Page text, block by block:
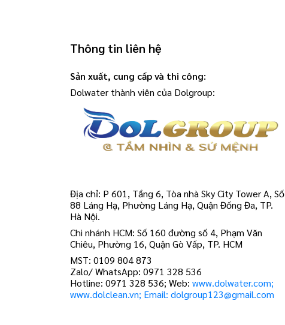
Thông tin liên hệ
Sản xuất, cung cấp và thi công:
Dolwater thành viên của Dolgroup:
Địa chỉ: P 601, Tầng 6, Tòa nhà Sky City Tower A, Số
88 Láng Hạ, Phường Láng Hạ, Quận Đống Đa, TP.
Hà Nội.
Chi nhánh HCM: Số 160 đường số 4, Phạm Văn
Chiêu, Phường 16, Quận Gò Vấp, TP. HCM
MST: 0109 804 873
Zalo/ WhatsApp: 0971 328 536
Hotline: 0971 328 536; Web: www.dolwater.com;
www.dolclean.vn; Email: dolgroup123@gmail.com